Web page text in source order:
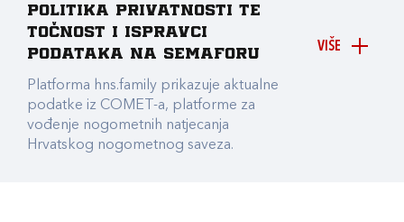
VIŠE
Politika privatnosti te
točnost i ispravci
podataka na Semaforu
Platforma hns.family prikazuje aktualne
podatke iz COMET-a, platforme za
vođenje nogometnih natjecanja
Hrvatskog nogometnog saveza.